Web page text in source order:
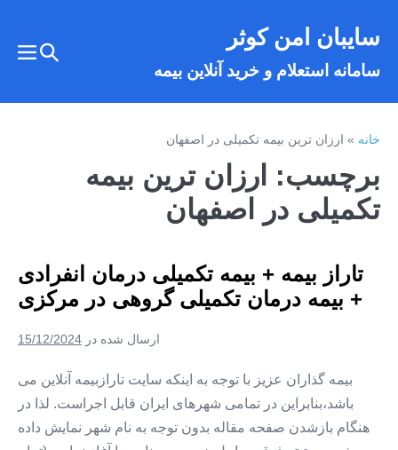
سایبان امن کوثر
سامانه استعلام و خرید آنلاین بیمه
تغییر
خانه»ارزان ترین بیمه تکمیلی در اصفهان
برچسب: ارزان ترین بیمه
تکمیلی در اصفهان
تاراز بیمه + بیمه تکمیلی درمان انفرادی
+ بیمه درمان تکمیلی گروهی در مرکزی
ارسال شده در 15/12/2024
بیمه گذاران عزیز با توجه به اینکه سایت تارازبیمه آنلاین می
باشد،بنابراین در تمامی شهرهای ایران قابل اجراست. لذا در
هنگام بازشدن صفحه مقاله بدون توجه به نام شهر نمایش داده